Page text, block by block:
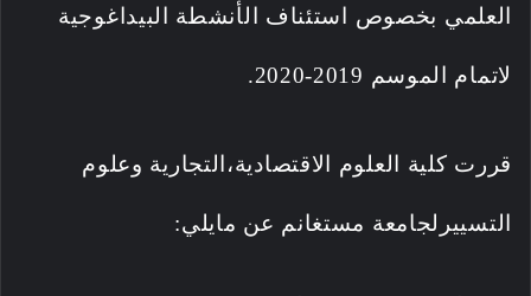
العلمي بخصوص استئناف الأنشطة البيداغوجية
لاتمام الموسم 2019-2020.
قررت كلية العلوم الاقتصادية،التجارية وعلوم
التسييرلجامعة مستغانم عن مايلي: